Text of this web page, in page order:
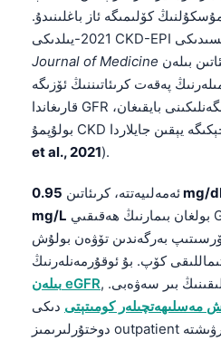
كۆلىمىگە ئاز باغلىنىدۇ.
Journal of Medicine
پەقەت كرىئاتىننىڭ ئۆزىگە
قارىغاندا GFR نى تېخىمۇ توغرا مۆلچەرلىگەنلىكىنى بايقىغان،
et al., 2021).
ئەمەلىيەتتە، كرىئاتىن0.95 mg/
mg/L
بەرگەندىن تۆۋەن بولۇش
بىلەن eGFR, نىڭ پەرقىنى سورايدىغانلىقىنىڭ بىر سەۋەبى.
مەسلىھەتچىلەر كومىتېتى دىكى
دوختۇرلىرىمىز outpatient پەرۋىشتە cystatin C نى ئەڭ